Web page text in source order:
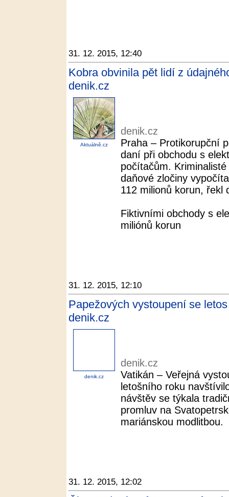
31. 12. 2015, 12:40
Kobra obvinila pět lidí z
denik.cz
Aktuálně.cz
denik.cz
Praha – Protikorupční
daní při obchodu s
počítačům.
daňové zločiny
112 milionů korun, řekl
Fiktivními obchody s
miliónů korun
31. 12. 2015, 12:10
Papežových vystoupení se
denik.cz
denik.cz
denik.cz
Vatikán – Veřejná
letošního roku
návštěv se týkala
promluv na
mariánskou modlitbou.
31. 12. 2015, 12:02